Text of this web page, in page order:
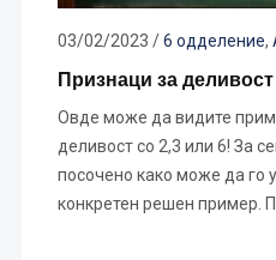
03/02/2023 /6 одделение,
Признаци за
Овде може да видите
деливост со 2,3 или 6! За
посочено како може да го
конкретен решен пример.